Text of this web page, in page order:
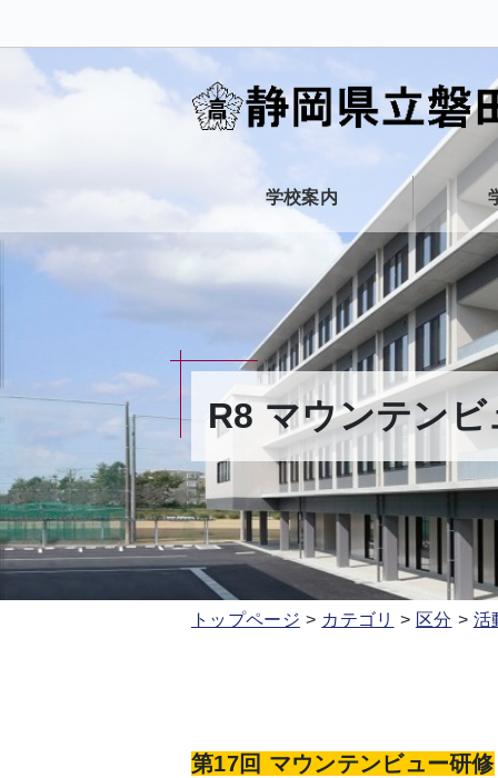
学校案内
R8 マウンテンビ
トップページ カテゴリ 区分 活
第17回 マウンテンビュー研修